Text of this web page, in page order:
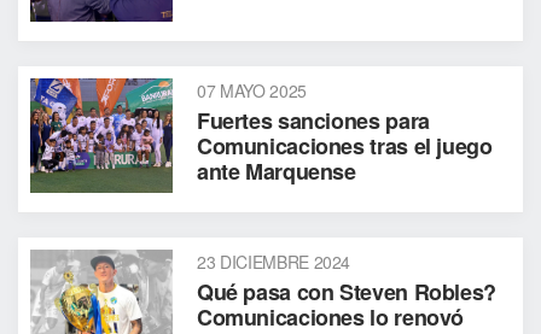
07 MAYO 2025
Fuertes sanciones para
Comunicaciones tras el juego
ante Marquense
23 DICIEMBRE 2024
Qué pasa con Steven Robles?
Comunicaciones lo renovó